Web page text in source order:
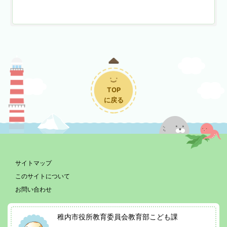
TOP
に戻る
サイトマップ
このサイトについて
お問い合わせ
稚内市役所教育委員会教育部こども課